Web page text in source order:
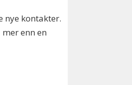
nye kontakter.
enn en